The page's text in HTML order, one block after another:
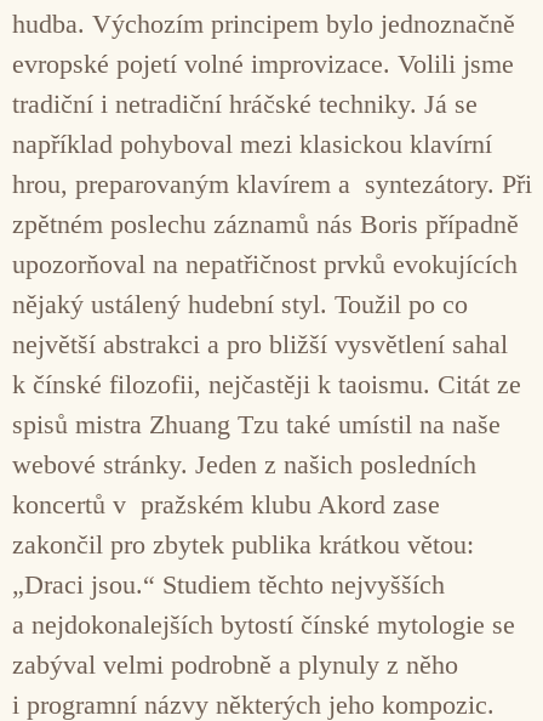
hudba. Výchozím principem bylo jednoznačně
evropské pojetí volné improvizace. Volili jsme
tradiční i netradiční hráčské techniky. Já se
například pohyboval mezi klasickou klavírní
hrou, preparovaným klavírem a syntezátory. Při
zpětném poslechu záznamů nás Boris případně
upozorňoval na nepatřičnost prvků evokujících
nějaký ustálený hudební styl. Toužil po co
největší abstrakci a pro bližší vysvětlení sahal
k čínské filozofii, nejčastěji k taoismu. Citát ze
spisů mistra Zhuang Tzu také umístil na naše
webové stránky. Jeden z našich posledních
koncertů v pražském klubu Akord zase
zakončil pro zbytek publika krátkou větou:
„Draci jsou.“ Studiem těchto nejvyšších
a nejdokonalejších bytostí čínské mytologie se
zabýval velmi podrobně a plynuly z něho
i programní názvy některých jeho kompozic.